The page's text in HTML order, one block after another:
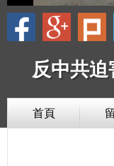
反中共
首頁